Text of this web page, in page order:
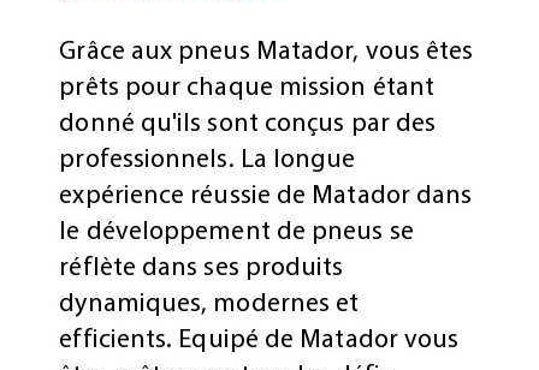
Grâce aux pneus Matador, vous êtes
prêts pour chaque mission étant
donné qu'ils sont conçus par des
professionnels. La longue
expérience réussie de Matador dans
le développement de pneus se
réflète dans ses produits
dynamiques, modernes et
efficients. Equipé de Matador vous